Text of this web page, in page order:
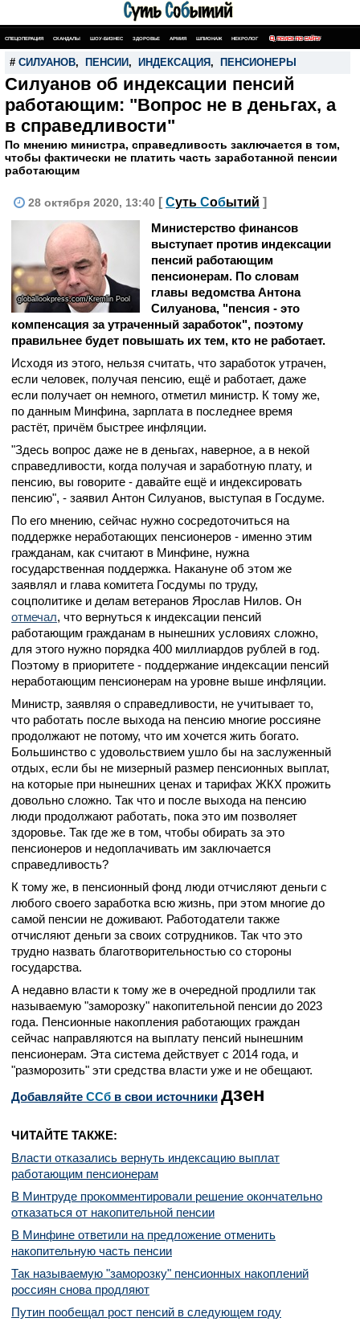
СПЕЦОПЕРАЦИЯ СКАНДАЛЫ ШОУ-БИЗНЕС ЗДОРОВЬЕ АРМИЯ ШПИОНАЖ НЕКРОЛОГ ПОИСК ПО САЙТУ
# СИЛУАНОВ, ПЕНСИИ , ИНДЕКСАЦИЯ , ПЕНСИОНЕРЫ
Силуанов об индексации пенсий
работающим: "Вопрос не в деньгах, а
в справедливости"
По мнению министра, справедливость заключается в том,
чтобы фактически не платить часть заработанной пенсии
работающим
28 октября 2020, 13:40 [ Суть Событий ]
globallookpress.com/Kremlin Pool
Министерство финансов
выступает против индексации
пенсий работающим
пенсионерам. По словам
главы ведомства Антона
Силуанова, "пенсия - это
компенсация за утраченный заработок", поэтому
правильнее будет повышать их тем, кто не работает.
Исходя из этого, нельзя считать, что заработок утрачен,
если человек, получая пенсию, ещё и работает, даже
если получает он немного, отметил министр. К тому же,
по данным Минфина, зарплата в последнее время
растёт, причём быстрее инфляции.
"Здесь вопрос даже не в деньгах, наверное, а в некой
справедливости, когда получая и заработную плату, и
пенсию, вы говорите - давайте ещё и индексировать
пенсию", - заявил Антон Силуанов, выступая в Госдуме.
По его мнению, сейчас нужно сосредоточиться на
поддержке неработающих пенсионеров - именно этим
гражданам, как считают в Минфине, нужна
государственная поддержка. Накануне об этом же
заявлял и глава комитета Госдумы по труду,
соцполитике и делам ветеранов Ярослав Нилов. Он
отмечал, что вернуться к индексации пенсий
работающим гражданам в нынешних условиях сложно,
для этого нужно порядка 400 миллиардов рублей в год.
Поэтому в приоритете - поддержание индексации пенсий
неработающим пенсионерам на уровне выше инфляции.
Министр, заявляя о справедливости, не учитывает то,
что работать после выхода на пенсию многие россияне
продолжают не потому, что им хочется жить богато.
Большинство с удовольствием ушло бы на заслуженный
отдых, если бы не мизерный размер пенсионных выплат,
на которые при нынешних ценах и тарифах ЖКХ прожить
довольно сложно. Так что и после выхода на пенсию
люди продолжают работать, пока это им позволяет
здоровье. Так где же в том, чтобы обирать за это
пенсионеров и недоплачивать им заключается
справедливость?
К тому же, в пенсионный фонд люди отчисляют деньги с
любого своего заработка всю жизнь, при этом многие до
самой пенсии не доживают. Работодатели также
отчисляют деньги за своих сотрудников. Так что это
трудно назвать благотворительностью со стороны
государства.
А недавно власти к тому же в очередной продлили так
называемую "заморозку" накопительной пенсии до 2023
года. Пенсионные накопления работающих граждан
сейчас направляются на выплату пенсий нынешним
пенсионерам. Эта система действует с 2014 года, и
"разморозить" эти средства власти уже и не обещают.
Добавляйте CСб в свои источники дзен
ЧИТАЙТЕ ТАКЖЕ:
Власти отказались вернуть индексацию выплат
работающим пенсионерам
В Минтруде прокомментировали решение окончательно
отказаться от накопительной пенсии
В Минфине ответили на предложение отменить
накопительную часть пенсии
Так называемую "заморозку" пенсионных накоплений
россиян снова продляют
Путин пообещал рост пенсий в следующем году